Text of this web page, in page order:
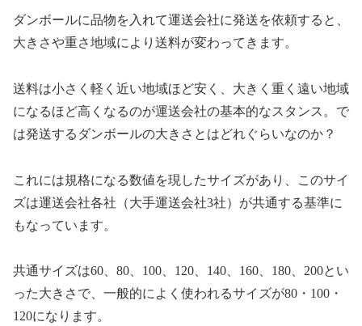
ダンボールに品物を入れて運送会社に発送を依頼すると、
大きさや重さ地域により送料が変わってきます。
送料は小さく軽く近い地域ほど安く、大きく重く遠い地域
になるほど高くなるのが運送会社の基本的なスタンス。で
は発送するダンボールの大きさとはどれぐらいなのか？
これには規格になる数値を現したサイズがあり、このサイ
ズは運送会社各社（大手運送会社3社）が共通する基準に
もなっています。
共通サイズは60、80、100、120、140、160、180、200とい
った大きさで、一般的によく使われるサイズが80・100・
120になります。